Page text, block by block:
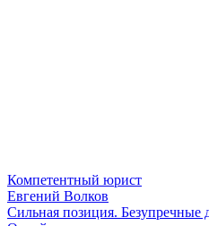
Компетентный юрист
Евгений Волков
Сильная позиция. Безупречные